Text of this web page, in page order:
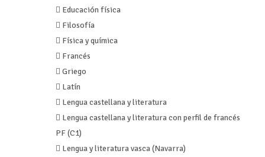
 Educación física
 Filosofía
 Física y química
 Francés
 Griego
 Latín
 Lengua castellana y literatura
 Lengua castellana y literatura con perfil de francés
PF (C1)
 Lengua y literatura vasca (Navarra)